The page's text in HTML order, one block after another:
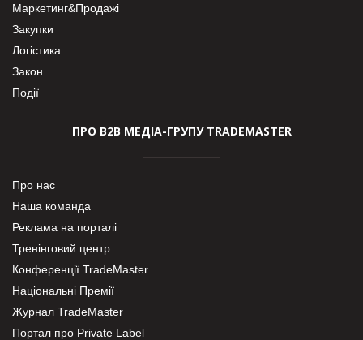
Маркетинг&Продажі
Закупки
Логістика
Закон
Події
ПРО В2В МЕДІА-ГРУПУ TRADEMASTER
Про нас
Наша команда
Реклама на порталі
Тренінговий центр
Конференції TradeMaster
Національні Премії
Журнал TradeMaster
Портал про Private Label